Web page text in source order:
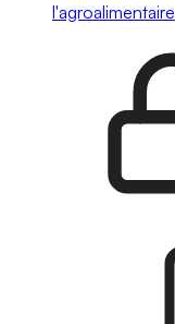
l'agroalimentaire